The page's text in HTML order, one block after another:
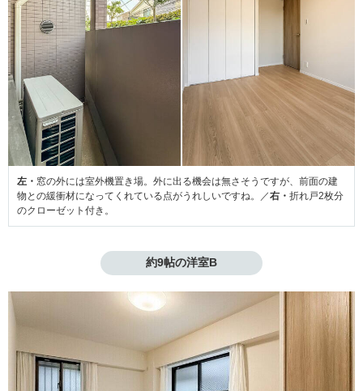
左・ 窓の外には室外機置き場。外に出る機会は無さそうですが、前面の建
物との緩衝材になってくれている点がうれしいですね。／右・ 折れ戸2枚分
のクローゼット付き。
約9帖の洋室B